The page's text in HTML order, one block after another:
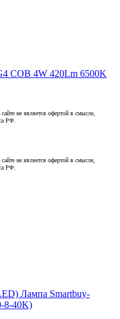
COB 4W 420Lm 6500K
не является офертой в смысле,
РФ.
не является офертой в смысле,
РФ.
Лампа Smartbuy-
8-40K)